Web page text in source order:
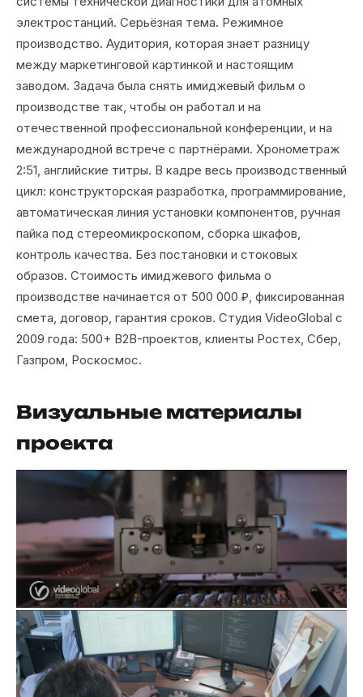
электростанций. Серьёзная тема. Режимное
производство. Аудитория, которая знает разницу
между маркетинговой картинкой и настоящим
заводом. Задача была снять имиджевый фильм о
производстве так, чтобы он работал и на
отечественной профессиональной конференции, и на
международной встрече с партнёрами. Хронометраж
2:51, английские титры. В кадре весь производственный
цикл: конструкторская разработка, программирование,
автоматическая линия установки компонентов, ручная
пайка под стереомикроскопом, сборка шкафов,
контроль качества. Без постановки и стоковых
образов. Стоимость имиджевого фильма о
производстве начинается от 500 000 ₽, фиксированная
смета, договор, гарантия сроков. Студия VideoGlobal с
2009 года: 500+ B2B-проектов, клиенты Ростех, Сбер,
Газпром, Роскосмос.
Визуальные материалы
проекта